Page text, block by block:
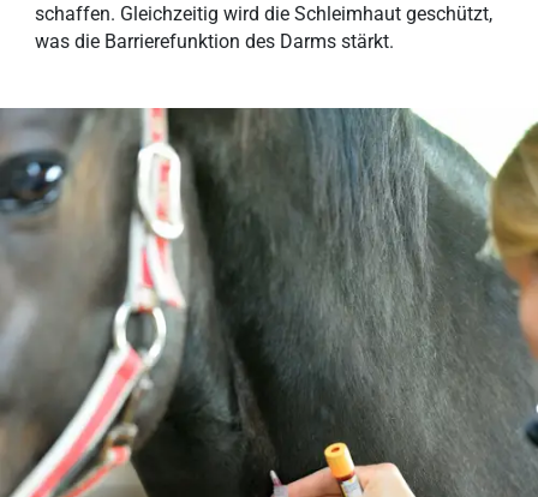
schaffen. Gleichzeitig wird die Schleimhaut geschützt,
was die Barrierefunktion des Darms stärkt.